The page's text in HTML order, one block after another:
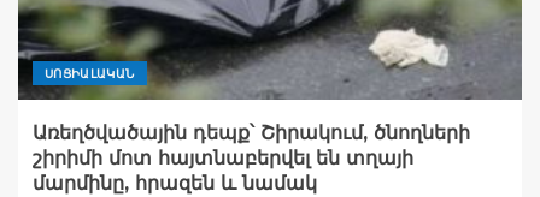
ՍՈՑԻԱԼԱԿԱՆ
Առեղծվածային դեպք՝ Շիրակում, ծնողների
շիրիմի մոտ հայտնաբերվել են տղայի
մարմինը, հրազեն և նամակ